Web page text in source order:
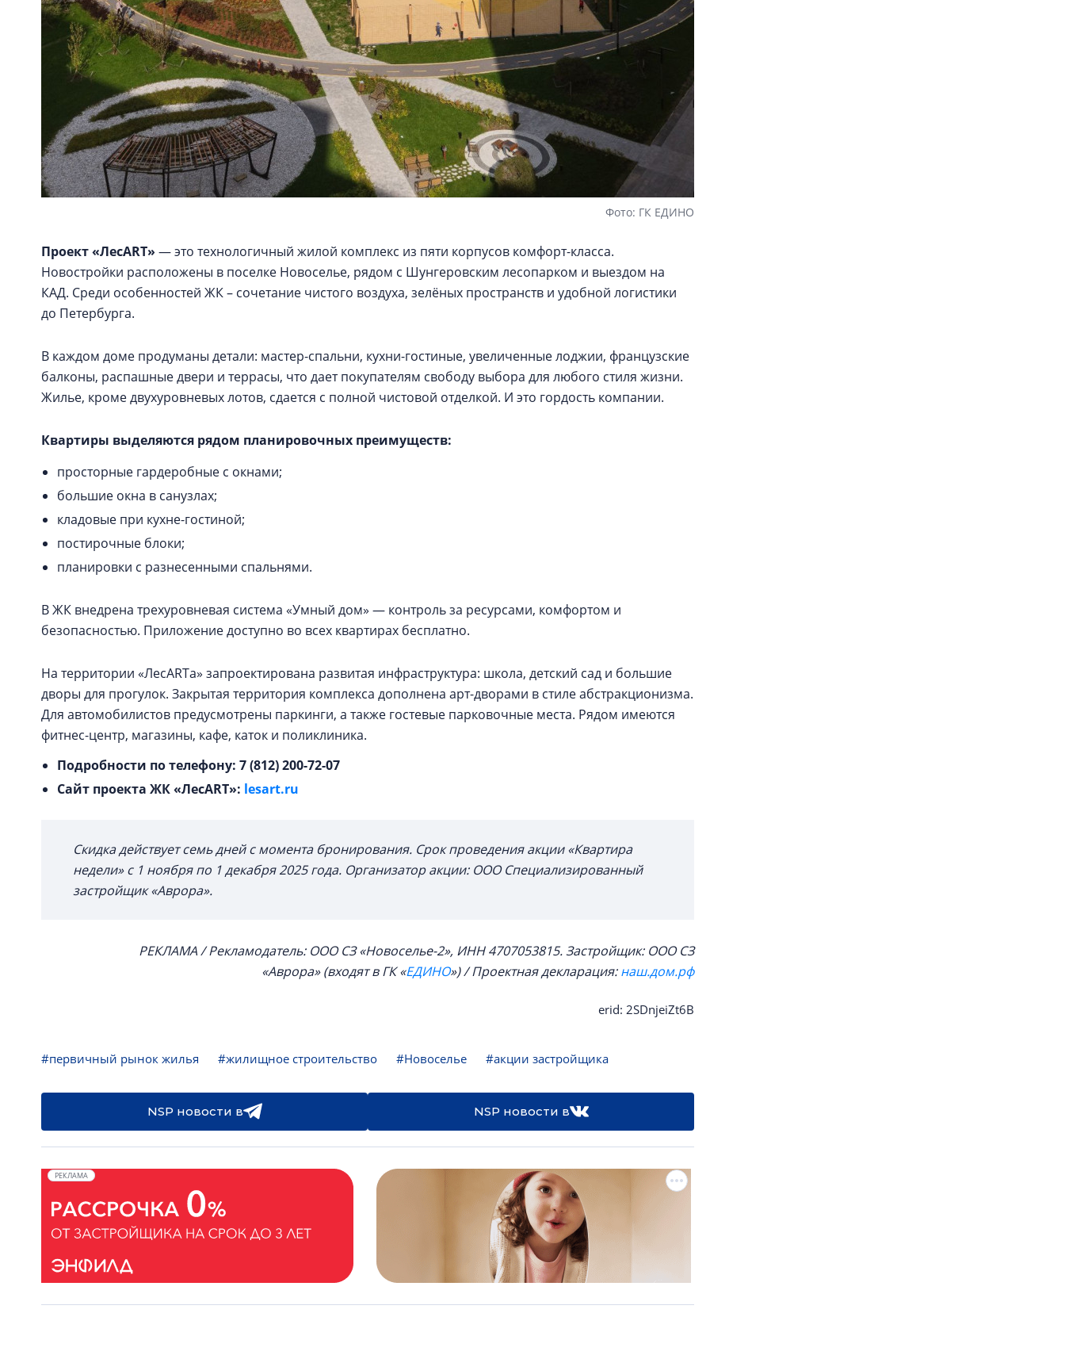
Фото: ГК ЕДИНО
Проект «ЛесART» — это технологичный жилой комплекс из пяти корпусов комфорт-класса.
Новостройки расположены в поселке Новоселье, рядом с Шунгеровским лесопарком и выездом на
КАД. Среди особенностей ЖК – сочетание чистого воздуха, зелёных пространств и удобной логистики
до Петербурга.
В каждом доме продуманы детали: мастер-спальни, кухни-гостиные, увеличенные лоджии, французские
балконы, распашные двери и террасы, что дает покупателям свободу выбора для любого стиля жизни.
Жилье, кроме двухуровневых лотов, сдается с полной чистовой отделкой. И это гордость компании.
Квартиры выделяются рядом планировочных преимуществ:
просторные гардеробные с окнами;
большие окна в санузлах;
кладовые при кухне-гостиной;
постирочные блоки;
планировки с разнесенными спальнями.
В ЖК внедрена трехуровневая система «Умный дом» — контроль за ресурсами, комфортом и
безопасностью. Приложение доступно во всех квартирах бесплатно.
На территории «ЛесARTа» запроектирована развитая инфраструктура: школа, детский сад и большие
дворы для прогулок. Закрытая территория комплекса дополнена арт-дворами в стиле абстракционизма.
Для автомобилистов предусмотрены паркинги, а также гостевые парковочные места. Рядом имеются
фитнес-центр, магазины, кафе, каток и поликлиника.
Подробности по телефону: 7 (812) 200-72-07
Сайт проекта ЖК «ЛесART»: lesart.ru
Скидка действует семь дней с момента бронирования. Срок проведения акции «Квартира
недели» с 1 ноября по 1 декабря 2025 года. Организатор акции: ООО Специализированный
застройщик «Аврора».
РЕКЛАМА /Рекламодатель: ООО СЗ «Новоселье-2», ИНН 4707053815.Застройщик: ООО СЗ
«Аврора» (входят в ГК «ЕДИНО») / Проектная декларация:наш.дом.рф
erid: 2SDnjeiZt6B
#первичный рынок жилья #жилищное строительство #Новоселье #акции застройщика
NSP новости в NSP новости в
РЕКЛАМА